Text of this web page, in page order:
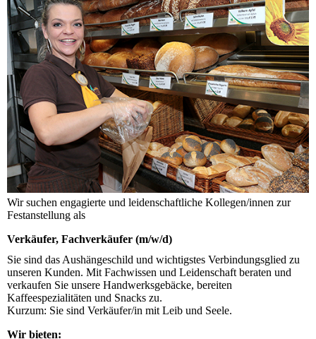
Wir suchen engagierte und leidenschaftliche Kollegen/innen zur
Festanstellung als
Verkäufer, Fachverkäufer (m/w/d)
Sie sind das Aushängeschild und wichtigstes Verbindungsglied zu
unseren Kunden. Mit Fachwissen und Leidenschaft beraten und
verkaufen Sie unsere Handwerksgebäcke, bereiten
Kaffeespezialitäten und Snacks zu.
Kurzum: Sie sind Verkäufer/in mit Leib und Seele.
Wir bieten: